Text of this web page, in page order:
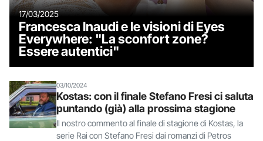
17/03/2025
Francesca Inaudi e le visioni di Eyes
Everywhere: "La sconfort zone?
Essere autentici"
03/10/2024
Kostas: con il finale Stefano Fresi ci saluta
puntando (già) alla prossima stagione
Il nostro commento al finale di stagione di Kostas, la
serie Rai con Stefano Fresi dai romanzi di Petros